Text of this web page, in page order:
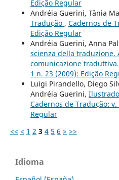
Edição Regular
Andréia Guerini, Tânia
Tradução , Cadernos de
Edição Regular
Andréia Guerini, Anna
scienza della traduzione.
comunicazione traduttiva.
1 n. 23 (2009): Edição
Luigi Pirandello, Diego
Andréia Guerini,
Cadernos de Tradução:
Regular
<< < 1 2 3 4 5 6 > >>
Idioma